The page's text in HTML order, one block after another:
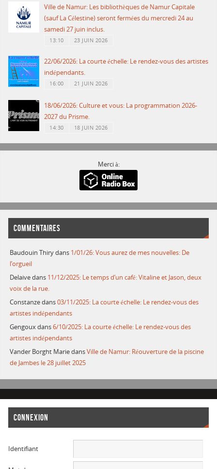
Ville de Namur: Les bibliothèques de Namur Capitale
(sauf La Célestine) seront fermées du mercredi 24 au
samedi 27 juin inclus.
13:10 23 JUIN 2026
22/06/2026: La courte échelle: Le rendez-vous des artistes
indépendants.
16:00 21 JUIN 2026
18/06/2026: Culture et vous: La programmation 2026-
2027 du Prisme.
14:30 18 JUIN 2026
Merci à:
COMMENTAIRES
Baudouin Thirydans 1/01/26: Vous aurez de mes nouvelles: De
l’orgueil
Delaivedans 11/12/2025: Le temps d’un café: Vitaline et Jason, deux
voix de la rue.
Constanzedans03/11/2025: La courte échelle: Le rendez-vous des
artistes indépendants
Gengouxdans6/10/2025: La courte échelle: Le rendez-vous des
artistes indépendants
Vander Borght MariedansVille de Namur: Réouverture de la piscine
de Jambes le 28 juillet 2025
CONNEXION
Identifiant